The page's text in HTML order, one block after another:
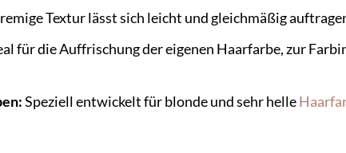
Textur lässt sich leicht und gleichmäßig
für die Auffrischung der eigenen Haarfarbe, zur
Speziell entwickelt für blonde und sehr helle